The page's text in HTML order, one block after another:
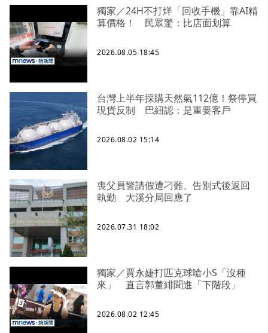
獨家／24H不打烊「回收手機」靠AI精
算價格！ 民眾驚：比店面划算
2026.08.05 18:45
台灣上半年採購天然氣112億！祭停買
現貨反制 巴紐認：是重要客戶
2026.08.02 15:14
喪父員警請假遭刁難、告別式後返回
執勤 大溪分局回應了
2026.07.31 18:02
獨家／賈永婕打匹克球嗆小S「沒種
來」 直言郭董緋聞進「下階段」
2026.08.02 12:45